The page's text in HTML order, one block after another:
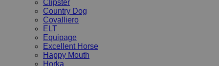
Clipster
Country Dog
Covalliero
ELT
Equipage
Excellent Horse
Happy Mouth
Horka